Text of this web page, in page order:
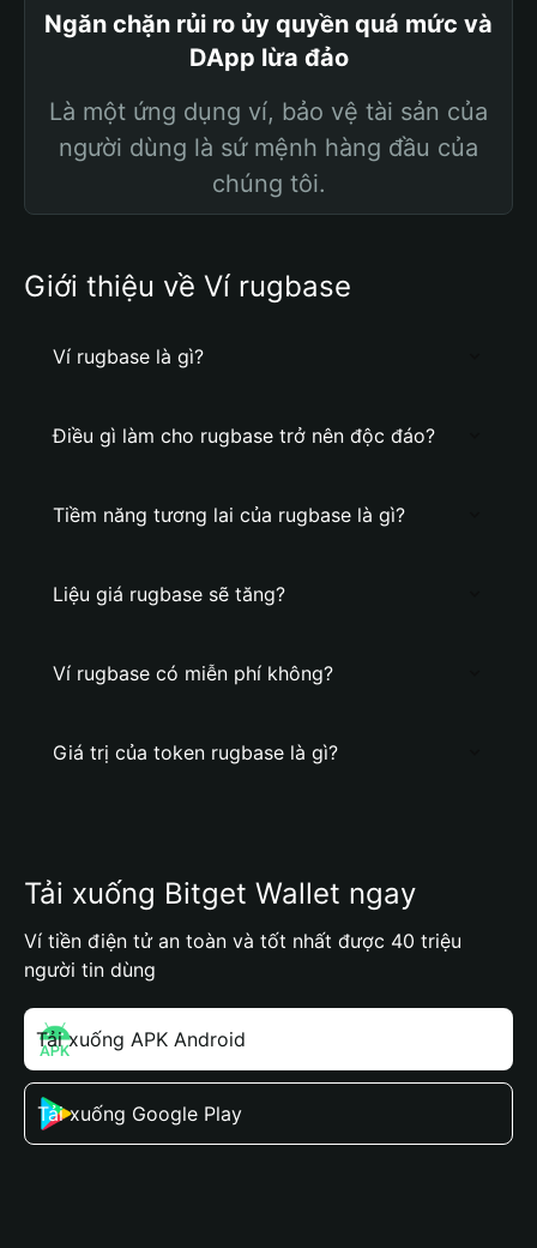
Ngăn chặn rủi ro ủy quyền quá mức và
DApp lừa đảo
Là một ứng dụng ví, bảo vệ tài sản của
người dùng là sứ mệnh hàng đầu của
chúng tôi.
Giới thiệu về Ví rugbase
Ví rugbase là gì?
Điều gì làm cho rugbase trở nên độc đáo?
Tiềm năng tương lai của rugbase là gì?
Liệu giá rugbase sẽ tăng?
Ví rugbase có miễn phí không?
Giá trị của token rugbase là gì?
Tải xuống Bitget Wallet ngay
Ví tiền điện tử an toàn và tốt nhất được 40 triệu
người tin dùng
Tải xuống APK Android
Tải xuống Google Play